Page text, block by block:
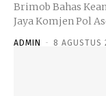
Brimob Bahas Keamanan
Jaya Komjen Pol
ADMIN - 8 AGUSTUS